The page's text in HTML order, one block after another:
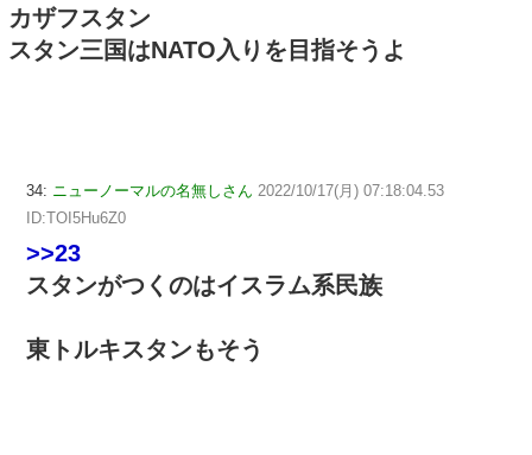
カザフスタン
スタン三国はNATO入りを目指そうよ
34: ニューノーマルの名無しさん 2022/10/17(月) 07:18:04.53
ID:TOI5Hu6Z0
>>23
スタンがつくのはイスラム系民族
東トルキスタンもそう